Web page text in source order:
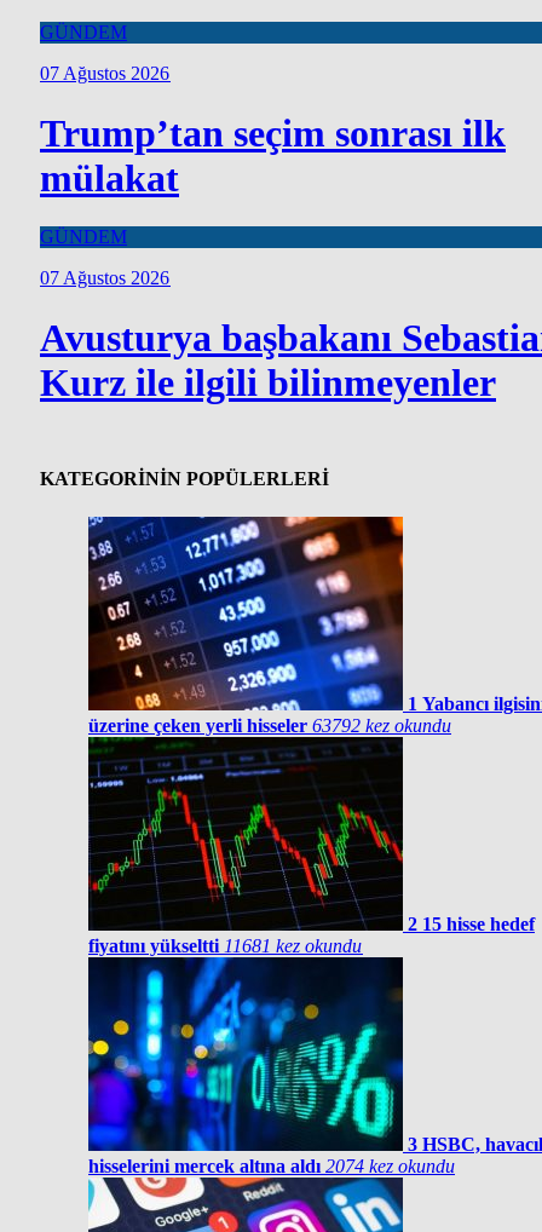
GÜNDEM
07 Ağustos 2026
Trump’tan seçim sonrası ilk
mülakat
GÜNDEM
07 Ağustos 2026
Avusturya başbakanı
Kurz ile ilgili bilinmeyenler
KATEGORİNİN POPÜLERLERİ
1 Yabancı
üzerine çeken yerli hisseler 63792 kez okundu
2 15 hisse hedef
fiyatını yükseltti 11681 kez okundu
3 HSBC,
hisselerini mercek altına aldı 2074 kez okundu